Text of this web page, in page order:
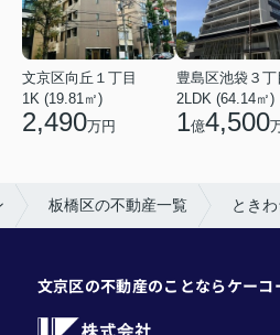
文京区向丘１丁目
1K (19.81㎡)
2,490万円
豊島区池袋３丁
2LDK (64.14㎡)
1億4,500
板橋区の不動産一覧 とき
文京区の不動産のことならケーコ